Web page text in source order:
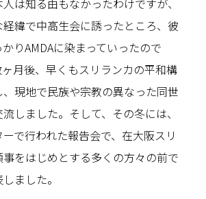
は知る由もなかったわけですが、
緯で中高生会に誘ったところ、彼
りAMDAに染まっていったので
月後、早くもスリランカの平和構
現地で民族や宗教の異なった同世
しました。そして、その冬には、
で行われた報告会で、在大阪スリ
をはじめとする多くの方々の前で
ました。